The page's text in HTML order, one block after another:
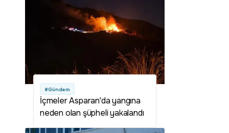
#Gündem
İçmeler Asparan'da yangına
neden olan şüpheli yakalandı